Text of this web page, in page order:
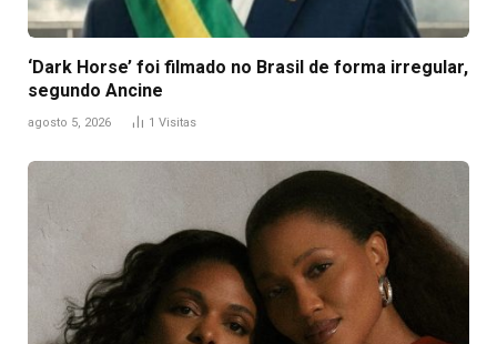
‘Dark Horse’ foi filmado no Brasil de forma irregular,
segundo Ancine
agosto 5, 2026 1 Visitas